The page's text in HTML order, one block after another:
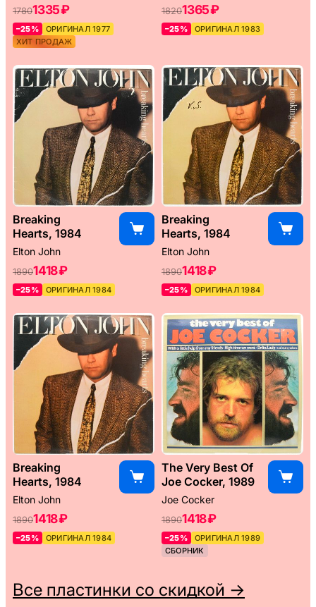
17801335 ₽
–25%
ОРИГИНАЛ 1977
ХИТ ПРОДАЖ
18201365 ₽
–25% ОРИГИНАЛ 1983
Breaking
Hearts, 1984
Elton John
18901418 ₽
–25% ОРИГИНАЛ 1984
Breaking
Hearts, 1984
Elton John
18901418 ₽
–25% ОРИГИНАЛ 1984
Breaking
Hearts, 1984
Elton John
18901418 ₽
–25% ОРИГИНАЛ 1984
The Very Best Of
Joe Cocker, 1989
Joe Cocker
18901418 ₽
–25%
ОРИГИНАЛ 1989
СБОРНИК
Все пластинки со скидкой →